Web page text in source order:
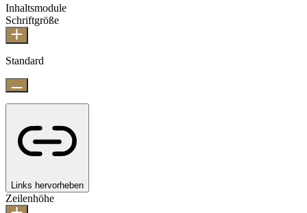
Inhaltsmodule
Schriftgröße
Standard
Links hervorheben
Zeilenhöhe